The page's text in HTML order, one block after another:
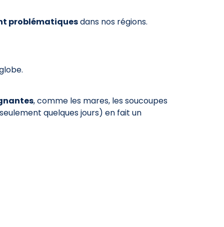
problématiquesdans nos régions.
, comme les mares, les soucoupes
quelques jours) en fait un